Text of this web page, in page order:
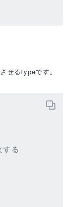
せるtypeです。
る